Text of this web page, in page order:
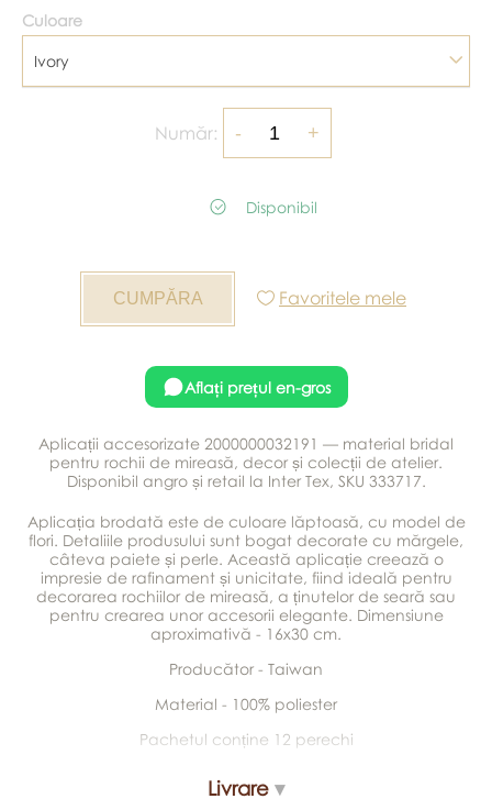
Culoare
Ivory
Număr:
Disponibil
Favoritele mele
Aflați prețul en-gros
Aplicații accesorizate 2000000032191 — material bridal
pentru rochii de mireasă, decor și colecții de atelier.
Disponibil angro și retail la Inter Tex, SKU 333717.
Aplicația brodată este de culoare lăptoasă, cu model de
flori. Detaliile produsului sunt bogat decorate cu mărgele,
câteva paiete și perle. Această aplicație creează o
impresie de rafinament și unicitate, fiind ideală pentru
decorarea rochiilor de mireasă, a ținutelor de seară sau
pentru crearea unor accesorii elegante. Dimensiune
aproximativă - 16x30 cm.
Producător - Taiwan
Material - 100% poliester
Pachetul conține 12 perechi
Livrare